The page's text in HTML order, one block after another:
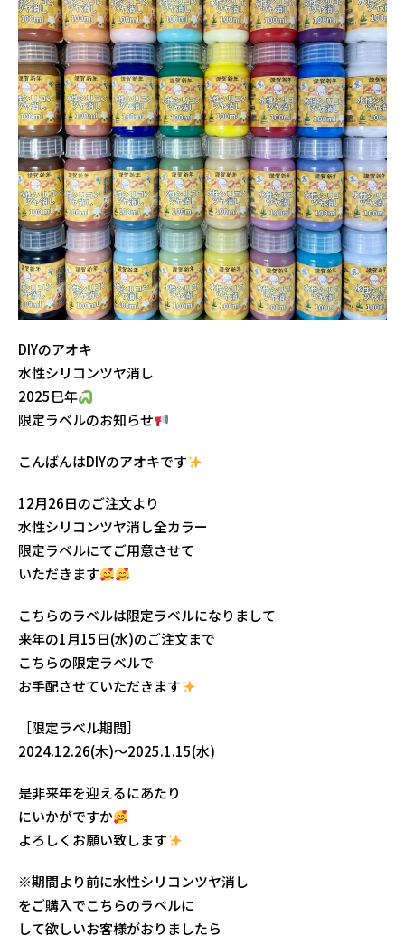
DIYのアオキ
水性シリコンツヤ消し
2025巳年
限定ラベルのお知らせ
こんばんはDIYのアオキです
12月26日のご注文より
水性シリコンツヤ消し全カラー
限定ラベルにてご用意させて
いただきます
こちらのラベルは限定ラベルになりまして
来年の1月15日(水)のご注文まで
こちらの限定ラベルで
お手配させていただきます
［限定ラベル期間］
2024.12.26(木)〜2025.1.15(水)
是非来年を迎えるにあたり
にいかがですか
よろしくお願い致します
※期間より前に水性シリコンツヤ消し
をご購入でこちらのラベルに
して欲しいお客様がおりましたら